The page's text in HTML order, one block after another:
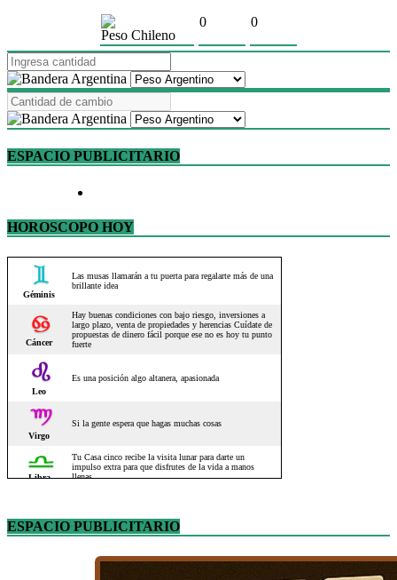
Peso Chileno
0 0
ESPACIO PUBLICITARIO
HOROSCOPO HOY
ESPACIO PUBLICITARIO